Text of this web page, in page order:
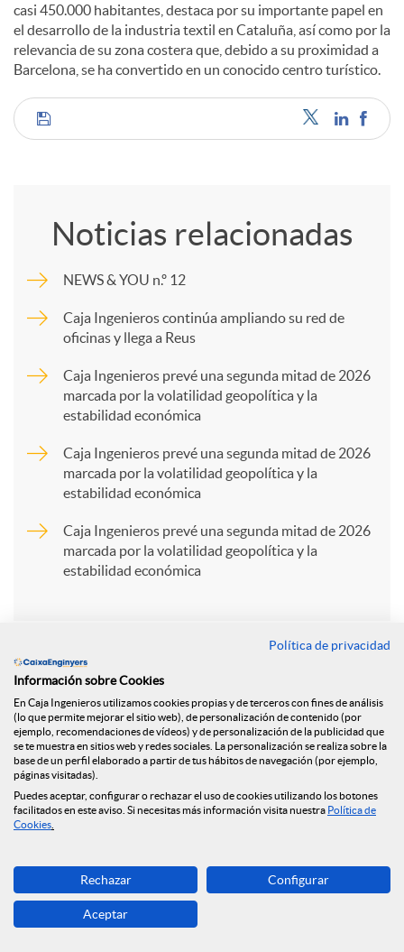
casi 450.000 habitantes, destaca por su importante papel en
el desarrollo de la industria textil en Cataluña, así como por la
relevancia de su zona costera que, debido a su proximidad a
Barcelona, se ha convertido en un conocido centro turístico.
C
p
a
e
n
R
e
d
Noticias relacionadas
NEWS & YOU n.º 12
Caja Ingenieros continúa ampliando su red de
oficinas y llega a Reus
Caja Ingenieros prevé una segunda mitad de 2026
marcada por la volatilidad geopolítica y la
estabilidad económica
Caja Ingenieros prevé una segunda mitad de 2026
marcada por la volatilidad geopolítica y la
estabilidad económica
Caja Ingenieros prevé una segunda mitad de 2026
marcada por la volatilidad geopolítica y la
estabilidad económica
Volver
Los fondos de Caja de
Ingenieros se llenan
de estrellas y
Política de privacidad
Información sobre Cookies
En Caja Ingenieros utilizamos cookies propias y de terceros con fines de análisis
(lo que permite mejorar el sitio web), de personalización de contenido (por
ejemplo, recomendaciones de vídeos) y de personalización de la publicidad que
se te muestra en sitios web y redes sociales. La personalización se realiza sobre la
base de un perfil elaborado a partir de tus hábitos de navegación (por ejemplo,
páginas visitadas).
Puedes aceptar, configurar o rechazar el uso de cookies utilizando los botones
facilitados en este aviso. Si necesitas más información visita nuestra Política de
Cookies
Rechazar Configurar
Aceptar